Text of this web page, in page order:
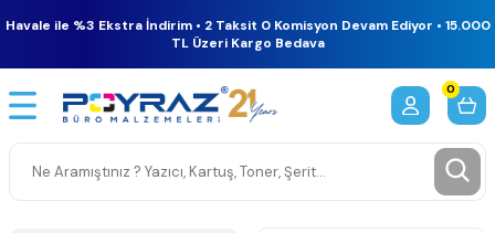
Havale ile %3 Ekstra İndirim • 2 Taksit 0 Komisyon Devam Ediyor • 15.000
TL Üzeri Kargo Bedava
0